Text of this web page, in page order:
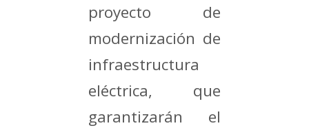
proyecto de
modernización de
infraestructura
eléctrica, que
garantizarán el